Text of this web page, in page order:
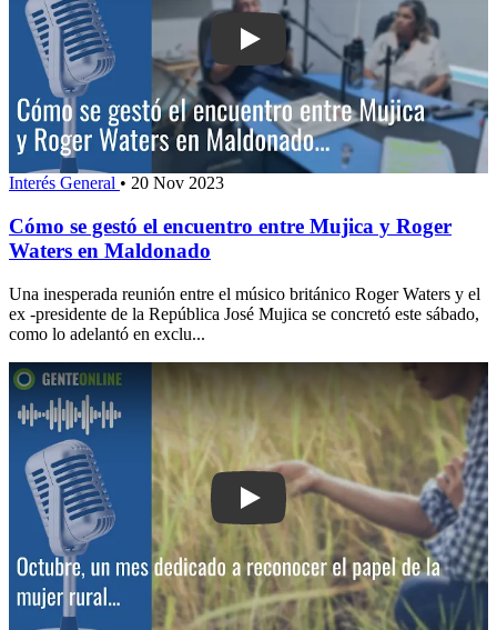
Play: Cómo se gestó el encuentro
Interés General • 20 Nov 2023
Cómo se gestó el encuentro entre Mujica y Roger
Waters en Maldonado
Una inesperada reunión entre el músico británico Roger Waters y el
ex -presidente de la República José Mujica se concretó este sábado,
como lo adelantó en exclu...
Play: Octubre, un mes dedicado a